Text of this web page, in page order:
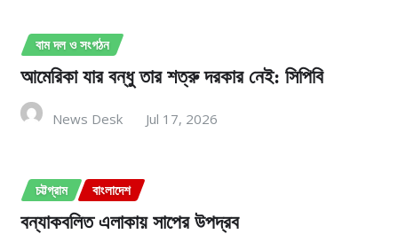
বাম দল ও সংগঠন
আমেরিকা যার বন্ধু তার শত্রু দরকার নেই: সিপিবি
News Desk Jul 17, 2026
চট্টগ্রাম বাংলাদেশ
বন্যাকবলিত এলাকায় সাপের উপদ্রব